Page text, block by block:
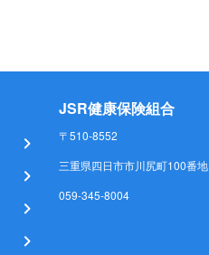
JSR健康保険組合
〒510-8552
三重県四日市市川尻町100番地
059-345-8004